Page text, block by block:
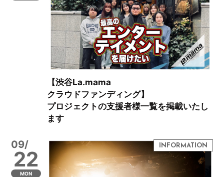
【渋谷La.mama
クラウドファンディング】
プロジェクトの支援者様一覧を掲載いたし
ます
09/
22
MON